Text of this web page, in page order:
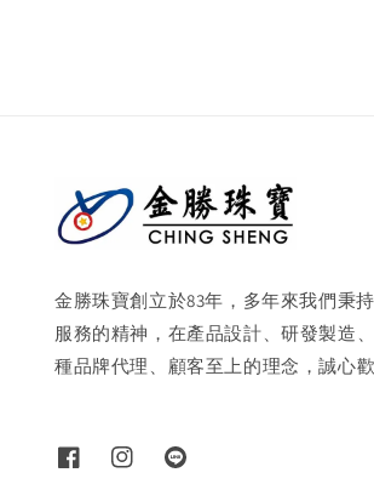
金勝珠寶創立於83年，多年來我們秉持
服務的精神，在產品設計、研發製造
種品牌代理、顧客至上的理念，誠心